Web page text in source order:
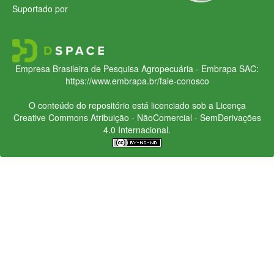
Suportado por
Empresa Brasileira de Pesquisa Agropecuária - Embrapa SAC:
https://www.embrapa.br/fale-conosco
O conteúdo do repositório está licenciado sob a Licença
Creative CommonsAtribuição - NãoComercial - SemDerivações
4.0 Internacional.